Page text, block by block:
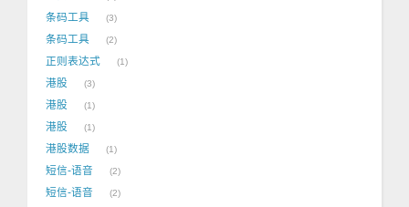
条码工具 3
条码工具 2
正则表达式 1
港股 3
港股 1
港股 1
港股数据 1
短信-语音 2
短信-语音 2